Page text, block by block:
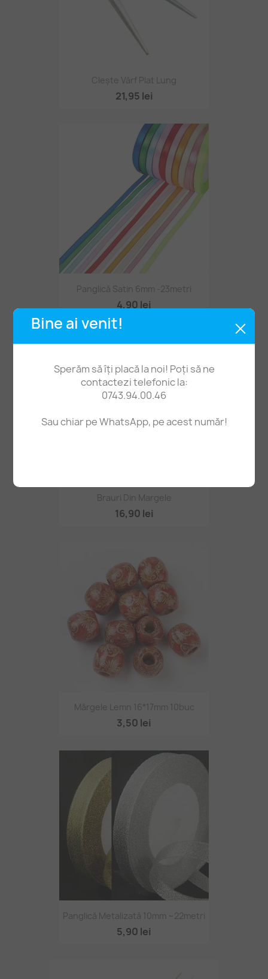
Bine ai venit!
Sperăm să îți placă la noi! Poți să ne
contactezi telefonic la:
0743.94.00.46
Sau chiar pe WhatsApp, pe acest număr!
Clește Vârf Plat Lung
21,95 lei
Panglică Satin 6mm -23metri
4,90 lei
Brauri Din Margele
16,90 lei
STOC EPUIZAT
Mărgele Lemn 16*17mm 10buc
3,50 lei
Panglică Metalizată 10mm ~22metri
5,90 lei